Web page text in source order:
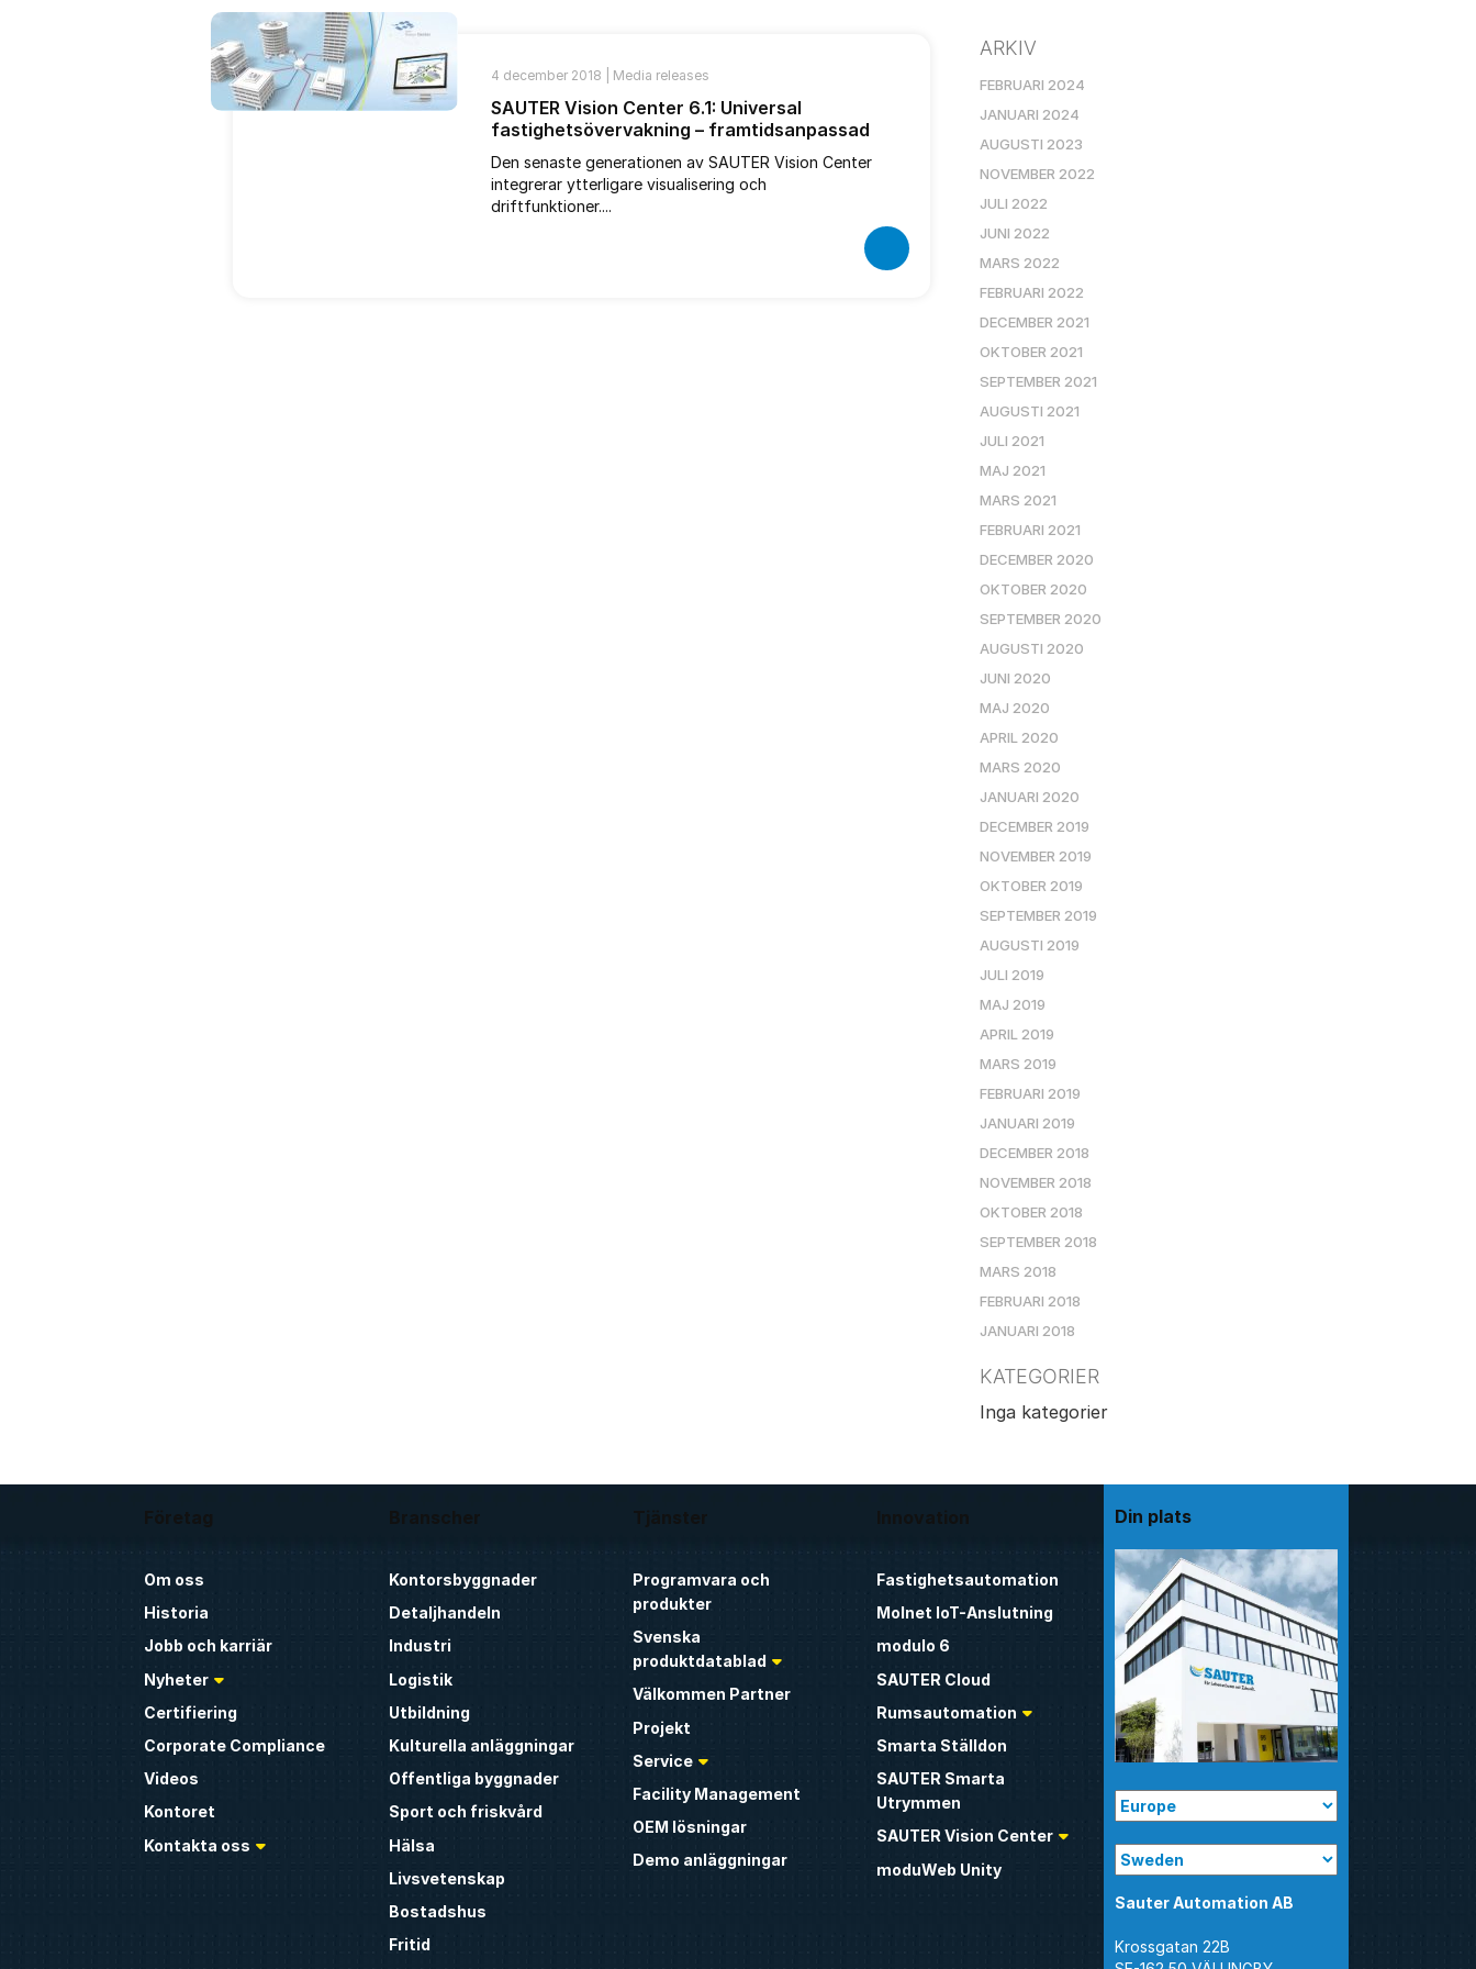
4 december 2018 | Media releases
SAUTER Vision Center 6.1: Universal
fastighetsövervakning – framtidsanpassad
Den senaste generationen av SAUTER Vision Center
integrerar ytterligare visualisering och
driftfunktioner....
ARKIV
FEBRUARI 2024
JANUARI 2024
AUGUSTI 2023
NOVEMBER 2022
JULI 2022
JUNI 2022
MARS 2022
FEBRUARI 2022
DECEMBER 2021
OKTOBER 2021
SEPTEMBER 2021
AUGUSTI 2021
JULI 2021
MAJ 2021
MARS 2021
FEBRUARI 2021
DECEMBER 2020
OKTOBER 2020
SEPTEMBER 2020
AUGUSTI 2020
JUNI 2020
MAJ 2020
APRIL 2020
MARS 2020
JANUARI 2020
DECEMBER 2019
NOVEMBER 2019
OKTOBER 2019
SEPTEMBER 2019
AUGUSTI 2019
JULI 2019
MAJ 2019
APRIL 2019
MARS 2019
FEBRUARI 2019
JANUARI 2019
DECEMBER 2018
NOVEMBER 2018
OKTOBER 2018
SEPTEMBER 2018
MARS 2018
FEBRUARI 2018
JANUARI 2018
KATEGORIER
Inga kategorier
Företag
Om oss
Historia
Jobb och karriär
Nyheter
Certifiering
Corporate Compliance
Videos
Kontoret
Kontakta oss
Branscher
Kontorsbyggnader
Detaljhandeln
Industri
Logistik
Utbildning
Kulturella anläggningar
Offentliga byggnader
Sport och friskvård
Hälsa
Livsvetenskap
Bostadshus
Fritid
Tjänster
Programvara och
produkter
Svenska
produktdatablad
Välkommen Partner
Projekt
Service
Facility Management
OEM lösningar
Demo anläggningar
Innovation
Fastighetsautomation
Molnet IoT-Anslutning
modulo 6
SAUTER Cloud
Rumsautomation
Smarta Ställdon
SAUTER Smarta
Utrymmen
SAUTER Vision Center
moduWeb Unity
Din plats
Sauter Automation AB
Krossgatan 22B